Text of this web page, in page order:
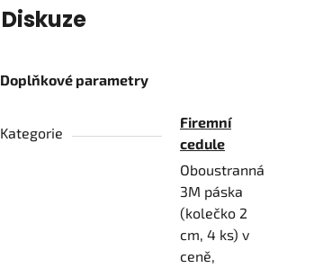
Diskuze
Doplňkové parametry
Kategorie
Firemní
cedule
Oboustranná
3M páska
(kolečko 2
cm, 4 ks) v
ceně,